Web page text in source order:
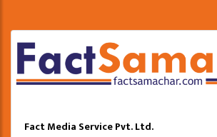
Fact Media Service Pvt. Ltd.